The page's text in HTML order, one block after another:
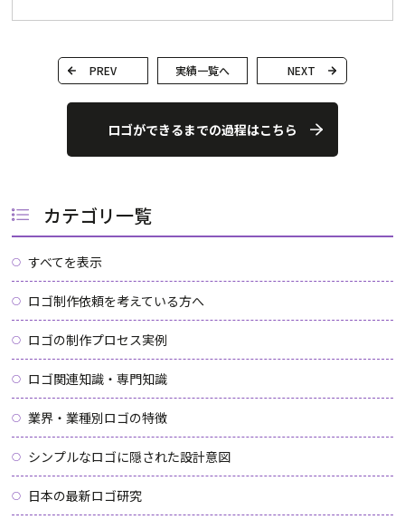
PREV 実績一覧へ NEXT
ロゴができるまでの過程はこちら
カテゴリ一覧
すべてを表示
ロゴ制作依頼を考えている方へ
ロゴの制作プロセス実例
ロゴ関連知識・専門知識
業界・業種別ロゴの特徴
シンプルなロゴに隠された設計意図
日本の最新ロゴ研究